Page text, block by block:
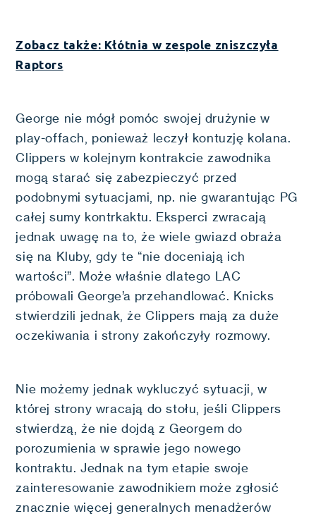
Zobacz także: Kłótnia w zespole zniszczyła
Raptors
George nie mógł pomóc swojej drużynie w
play-offach, ponieważ leczył kontuzję kolana.
Clippers w kolejnym kontrakcie zawodnika
mogą starać się zabezpieczyć przed
podobnymi sytuacjami, np. nie gwarantując PG
całej sumy kontrkaktu. Eksperci zwracają
jednak uwagę na to, że wiele gwiazd obraża
się na Kluby, gdy te “nie doceniają ich
wartości”. Może właśnie dlatego LAC
próbowali George’a przehandlować. Knicks
stwierdzili jednak, że Clippers mają za duże
oczekiwania i strony zakończyły rozmowy.
Nie możemy jednak wykluczyć sytuacji, w
której strony wracają do stołu, jeśli Clippers
stwierdzą, że nie dojdą z Georgem do
porozumienia w sprawie jego nowego
kontraktu. Jednak na tym etapie swoje
zainteresowanie zawodnikiem może zgłosić
znacznie więcej generalnych menadżerów